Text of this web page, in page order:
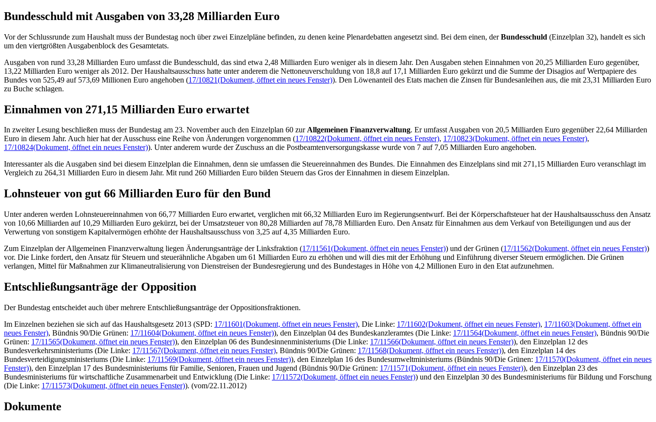
Bundesschuld mit Ausgaben von 33,28 Milliarden Euro
Vor der Schlussrunde zum Haushalt muss der Bundestag noch über zwei Einzelpläne befinden, zu denen keine Plenardebatten angesetzt sind. Bei dem einen, derBundesschuld (Einzelplan 32), handelt es sich
um den viertgrößten Ausgabenblock des Gesamtetats.
Ausgaben von rund 33,28 Milliarden Euro umfasst die Bundesschuld, das sind etwa 2,48 Milliarden Euro weniger als in diesem Jahr. Den Ausgaben stehen Einnahmen von 20,25 Milliarden Euro gegenüber,
13,22 Milliarden Euro weniger als 2012. Der Haushaltsausschuss hatte unter anderem die Nettoneuverschuldung von 18,8 auf 17,1 Milliarden Euro gekürzt und die Summe der Disagios auf Wertpapiere des
Bundes von 525,49 auf 573,69 Millionen Euro angehoben (17/10821(Dokument, öffnet ein neues Fenster)). Den Löwenanteil des Etats machen die Zinsen für Bundesanleihen aus, die mit 23,31 Milliarden Euro
zu Buche schlagen.
Einnahmen von 271,15 Milliarden Euro erwartet
In zweiter Lesung beschließen muss der Bundestag am 23. November auch den Einzelplan 60 zurAllgemeinen Finanzverwaltung. Er umfasst Ausgaben von 20,5 Milliarden Euro gegenüber 22,64 Milliarden
Euro in diesem Jahr. Auch hier hat der Ausschuss eine Reihe von Änderungen vorgenommen (17/10822(Dokument, öffnet ein neues Fenster), 17/10823(Dokument, öffnet ein neues Fenster),
17/10824(Dokument, öffnet ein neues Fenster)). Unter anderem wurde der Zuschuss an die Postbeamtenversorgungskasse wurde von 7 auf 7,05 Milliarden Euro angehoben.
Interessanter als die Ausgaben sind bei diesem Einzelplan die Einnahmen, denn sie umfassen die Steuereinnahmen des Bundes. Die Einnahmen des Einzelplans sind mit 271,15 Milliarden Euro veranschlagt im
Vergleich zu 264,31 Milliarden Euro in diesem Jahr. Mit rund 260 Milliarden Euro bilden Steuern das Gros der Einnahmen in diesem Einzelplan.
Lohnsteuer von gut 66 Milliarden Euro für den Bund
Unter anderen werden Lohnsteuereinnahmen von 66,77 Milliarden Euro erwartet, verglichen mit 66,32 Milliarden Euro im Regierungsentwurf. Bei der Körperschaftsteuer hat der Haushaltsausschuss den Ansatz
von 10,66 Milliarden auf 10,29 Milliarden Euro gekürzt, bei der Umsatzsteuer von 80,28 Milliarden auf 78,78 Milliarden Euro. Den Ansatz für Einnahmen aus dem Verkauf von Beteiligungen und aus der
Verwertung von sonstigem Kapitalvermögen erhöhte der Haushaltsausschuss von 3,25 auf 4,35 Milliarden Euro.
Zum Einzelplan der Allgemeinen Finanzverwaltung liegen Änderungsanträge der Linksfraktion (17/11561(Dokument, öffnet ein neues Fenster)) und der Grünen (17/11562(Dokument, öffnet ein neues Fenster))
vor. Die Linke fordert, den Ansatz für Steuern und steuerähnliche Abgaben um 61 Milliarden Euro zu erhöhen und will dies mit der Erhöhung und Einführung diverser Steuern ermöglichen. Die Grünen
verlangen, Mittel für Maßnahmen zur Klimaneutralisierung von Dienstreisen der Bundesregierung und des Bundestages in Höhe von 4,2 Millionen Euro in den Etat aufzunehmen.
Entschließungsanträge der Opposition
Der Bundestag entscheidet auch über mehrere Entschließungsanträge der Oppositionsfraktionen.
Im Einzelnen beziehen sie sich auf das Haushaltsgesetz 2013 (SPD: 17/11601(Dokument, öffnet ein neues Fenster), Die Linke: 17/11602(Dokument, öffnet ein neues Fenster), 17/11603(Dokument, öffnet ein
neues Fenster), Bündnis 90/Die Grünen: 17/11604(Dokument, öffnet ein neues Fenster)), den Einzelplan 04 des Bundeskanzleramtes (Die Linke: 17/11564(Dokument, öffnet ein neues Fenster), Bündnis 90/Die
Grünen: 17/11565(Dokument, öffnet ein neues Fenster)), den Einzelplan 06 des Bundesinnenministeriums (Die Linke: 17/11566(Dokument, öffnet ein neues Fenster)), den Einzelplan 12 des
Bundesverkehrsministeriums (Die Linke: 17/11567(Dokument, öffnet ein neues Fenster), Bündnis 90/Die Grünen: 17/11568(Dokument, öffnet ein neues Fenster)), den Einzelplan 14 des
Bundesverteidigungsministeriums (Die Linke: 17/11569(Dokument, öffnet ein neues Fenster)), den Einzelplan 16 des Bundesumweltministeriums (Bündnis 90/Die Grünen: 17/11570(Dokument, öffnet ein neues
Fenster)), den Einzelplan 17 des Bundesministeriums für Familie, Senioren, Frauen und Jugend (Bündnis 90/Die Grünen: 17/11571(Dokument, öffnet ein neues Fenster)), den Einzelplan 23 des
Bundesministeriums für wirtschaftliche Zusammenarbeit und Entwicklung (Die Linke: 17/11572(Dokument, öffnet ein neues Fenster)) und den Einzelplan 30 des Bundesministeriums für Bildung und Forschung
(Die Linke: 17/11573(Dokument, öffnet ein neues Fenster)). (vom/22.11.2012)
Dokumente